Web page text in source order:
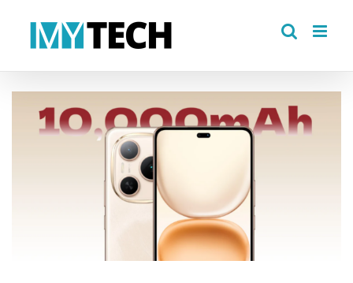
Larger